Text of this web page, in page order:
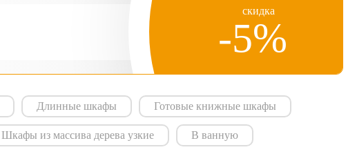
скидка
-5%
Длинные шкафы Готовые книжные шкафы
Шкафы из массива дерева узкие В ванную